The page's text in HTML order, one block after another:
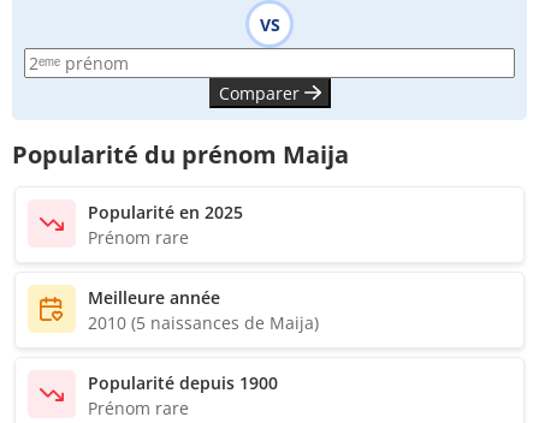
VS
Comparer
Popularité du prénom Maija
Popularité en 2025
Prénom rare
Meilleure année
2010 (5 naissances de Maija)
Popularité depuis 1900
Prénom rare